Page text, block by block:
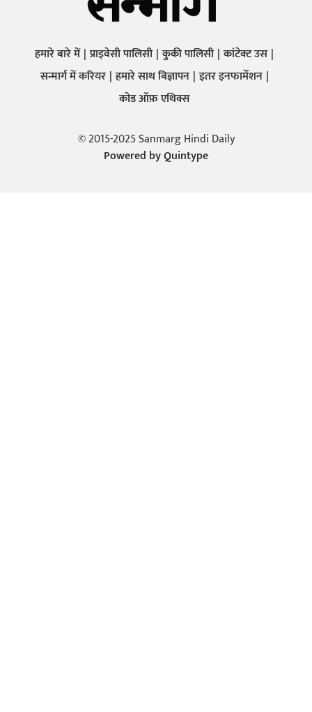
हमारे बारे में प्राइवेसी पालिसी कुकी पालिसी कांटेक्ट उस
सन्मार्ग में करियर हमारे साथ बिज्ञापन इतर इनफार्मेशन
कोड ऑफ़ एथिक्स
© 2015-2025 Sanmarg Hindi Daily
Powered byQuintype